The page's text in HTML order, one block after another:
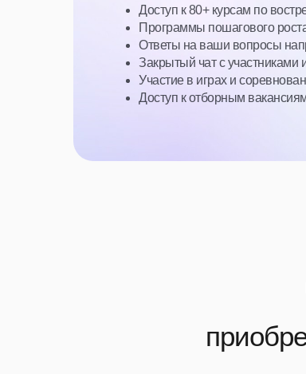
Доступ к 80+ курсам по
Программы пошагового
Ответы на ваши вопросы
Закрытый чат с участниками
Участие в играх и
Доступ к отборным